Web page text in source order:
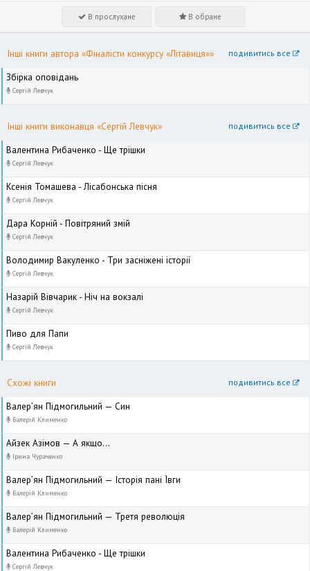
В прослухане В обране
Інші книги автора «Фіналісти конкурсу «Літавиця»» подивитись все
Збірка оповідань
Сергій Левчук
Інші книги виконавця «Сергій Левчук» подивитись все
Валентина Рибаченко - Ще трішки
Сергій Левчук
Ксенія Томашева - Лісабонська пісня
Сергій Левчук
Дара Корній - Повітряний змій
Сергій Левчук
Володимир Вакуленко - Три засніжені історії
Сергій Левчук
Назарій Вівчарик - Ніч на вокзалі
Сергій Левчук
Пиво для Папи
Сергій Левчук
Схожі книги подивитись все
Валер’ян Підмогильний — Син
Валерій Клименко
Айзек Азімов — А якщо...
Ірина Чураченко
Валер’ян Підмогильний — Історія пані Ївги
Валерій Клименко
Валер’ян Підмогильний — Третя революція
Валерій Клименко
Валентина Рибаченко - Ще трішки
Сергій Левчук